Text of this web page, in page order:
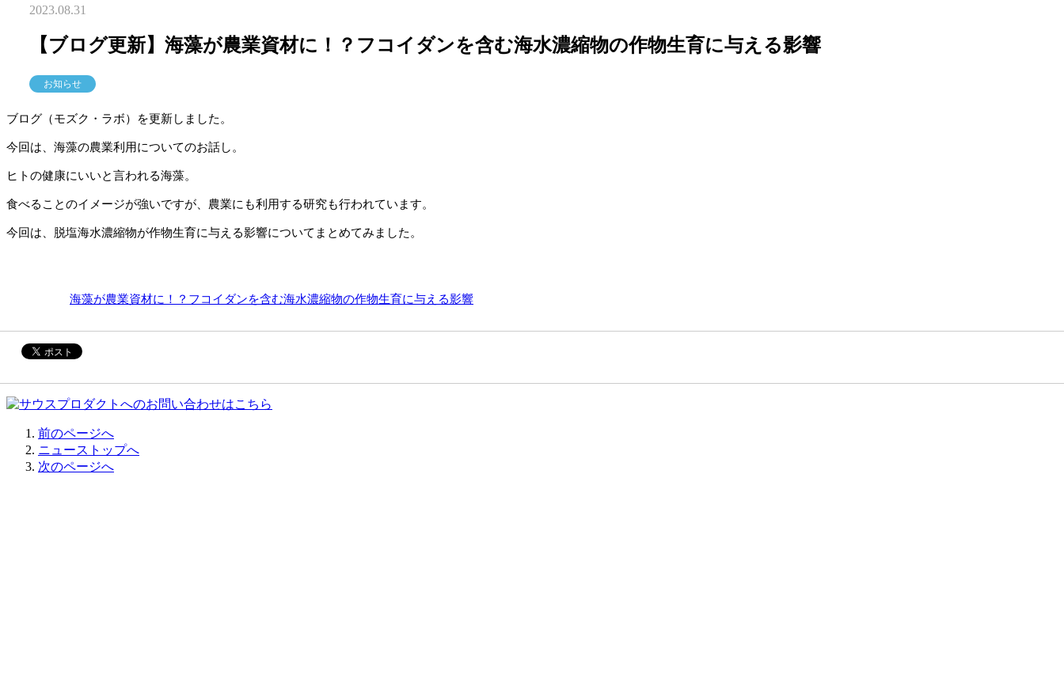
2023.08.31
【ブログ更新】海藻が農業資材に！？フコイダンを含む海水濃縮物の作物生育に与える影響
お知らせ
ブログ（モズク・ラボ）を更新しました。
今回は、海藻の農業利用についてのお話し。
ヒトの健康にいいと言われる海藻。
食べることのイメージが強いですが、農業にも利用する研究も行われています。
今回は、脱塩海水濃縮物が作物生育に与える影響についてまとめてみました。
海藻が農業資材に！？フコイダンを含む海水濃縮物の作物生育に与える影響
前のページへ
ニューストップへ
次のページへ